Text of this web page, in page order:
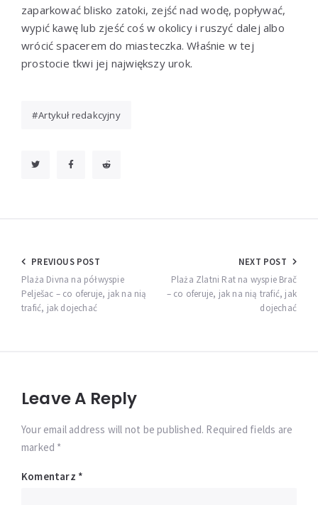
zaparkować blisko zatoki, zejść nad wodę, popływać,
wypić kawę lub zjeść coś w okolicy i ruszyć dalej albo
wrócić spacerem do miasteczka. Właśnie w tej
prostocie tkwi jej największy urok.
Artykuł redakcyjny
Nawigacja
wpisu
PREVIOUS POST
Plaża Divna na półwyspie
Pelješac – co oferuje, jak na nią
trafić, jak dojechać
NEXT POST
Plaża Zlatni Rat na wyspie Brač
– co oferuje, jak na nią trafić, jak
dojechać
Leave A Reply
Your email address will not be published. Required fields are
marked *
Komentarz *